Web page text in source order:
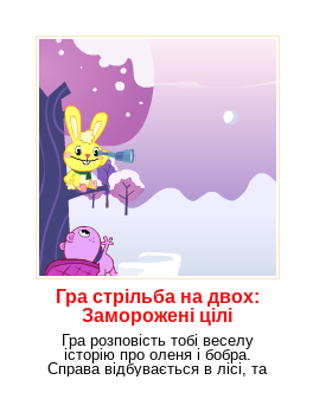
Гра стрільба на двох:
Заморожені цілі
Гра розповість тобі веселу
історію про оленя і бобра.
Справа відбувається в лісі, та